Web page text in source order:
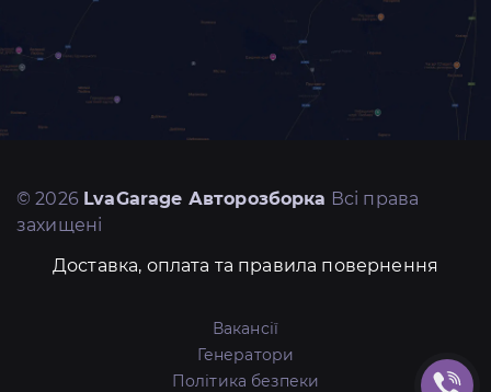
© 2026 LvaGarage Авторозборка Всі права
захищені
Доставка, оплата та правила повернення
Вакансії
Генератори
Політика безпеки